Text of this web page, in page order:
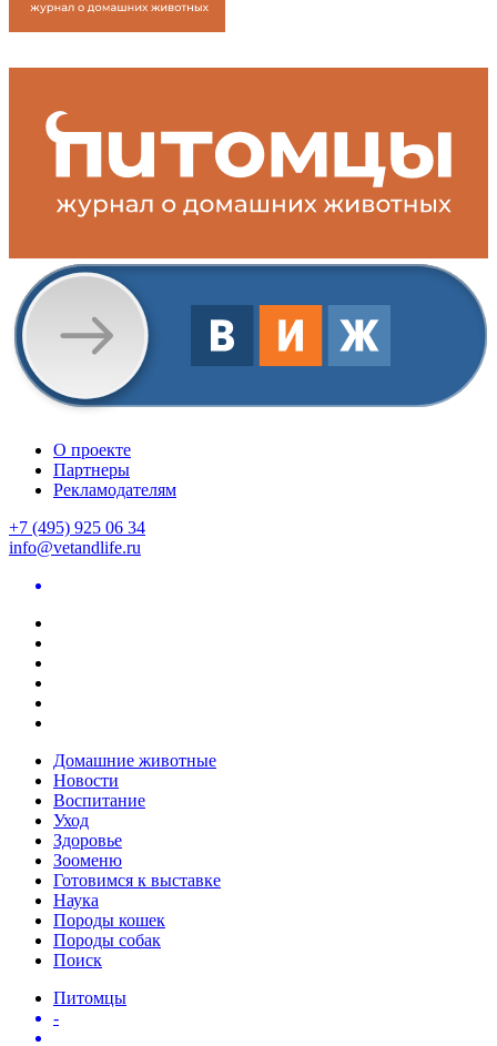
О проекте
Партнеры
Рекламодателям
+7 (495) 925 06 34
info@vetandlife.ru
Домашние животные
Новости
Воспитание
Уход
Здоровье
Зооменю
Готовимся к выставке
Наука
Породы кошек
Породы собак
Поиск
Питомцы
-